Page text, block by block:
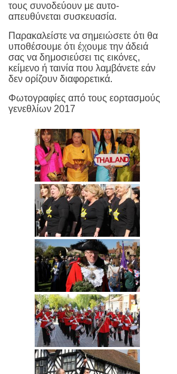
τους συνοδεύουν με αυτο-
απευθύνεται συσκευασία.
Παρακαλείστε να σημειώσετε ότι θα
υποθέσουμε ότι έχουμε την άδειά
σας να δημοσιεύσει τις εικόνες,
κείμενο ή ταινία που λαμβάνετε εάν
δεν ορίζουν διαφορετικά.
Φωτογραφίες από τους εορτασμούς
γενεθλίων 2017